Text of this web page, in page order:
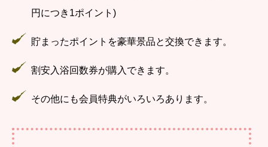
円につき1ポイント)
貯まったポイントを豪華景品と交換できます。
割安入浴回数券が購入できます。
その他にも会員特典がいろいろあります。